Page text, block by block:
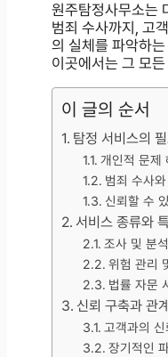
원주탐정사무소는
범죄 수사까지, 고
의 실체를 파악하
이곳에서는 그 모
이 글의 순서
탐정 서비스의
개인적 문제
범죄 수사
신뢰할 수
서비스 종류와
조사 및 분
위험 관리
법률 자문
신뢰 구축과 관
고객과의
장기적인